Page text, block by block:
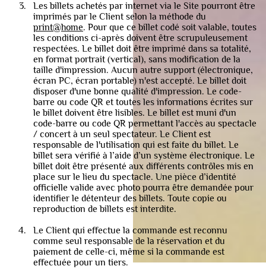
Les billets achetés par internet via le Site pourront être
imprimés par le Client selon la méthode du
print@home. Pour que ce billet codé soit valable, toutes
les conditions ci-après doivent être scrupuleusement
respectées. Le billet doit être imprimé dans sa totalité,
en format portrait (vertical), sans modification de la
taille d'impression. Aucun autre support (électronique,
écran PC, écran portable) n'est accepté. Le billet doit
disposer d'une bonne qualité d'impression. Le code-
barre ou code QR et toutes les informations écrites sur
le billet doivent être lisibles. Le billet est muni d'un
code-barre ou code QR permettant l'accès au spectacle
/ concert à un seul spectateur. Le Client est
responsable de l'utilisation qui est faite du billet. Le
billet sera vérifié à l’aide d’un système électronique. Le
billet doit être présenté aux différents contrôles mis en
place sur le lieu du spectacle. Une pièce d’identité
officielle valide avec photo pourra être demandée pour
identifier le détenteur des billets. Toute copie ou
reproduction de billets est interdite.
Le Client qui effectue la commande est reconnu
comme seul responsable de la réservation et du
paiement de celle-ci, même si la commande est
effectuée pour un tiers.